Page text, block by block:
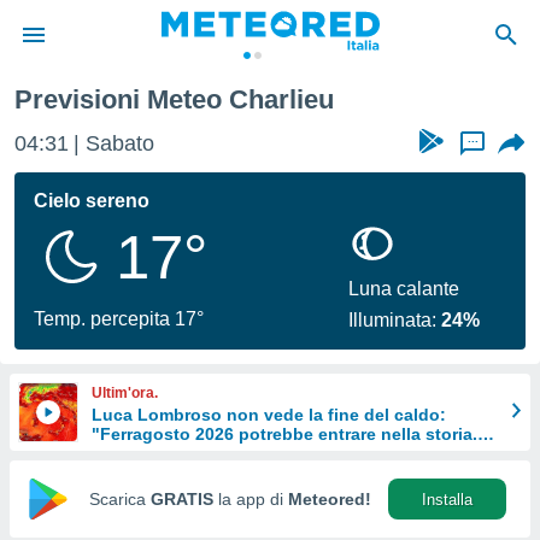
di
per
le
di
Web
Previsioni Meteo Charlieu
04:31 Sabato ...
Cielo sereno
17°
Temp. percepita 17°
Luna calante
Illuminata:24%
Ultim'ora.
Luca Lombroso non vede la fine del caldo:
"Ferragosto 2026 potrebbe entrare nella storia.
Scarica GRATIS la app di Meteored! Installa